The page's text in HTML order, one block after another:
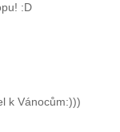
:D
k Vánocům:)))